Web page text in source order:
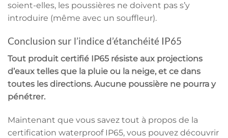
soient-elles, les poussières ne doivent pas s’y
introduire (même avec un souffleur).
Conclusion sur l’indice d’étanchéité IP65
Tout produit certifié IP65 résiste aux projections
d’eaux telles que la pluie ou la neige, et ce dans
toutes les directions. Aucune poussière ne pourra y
pénétrer.
Maintenant que vous savez tout à propos de la
certification waterproof IP65, vous pouvez découvrir